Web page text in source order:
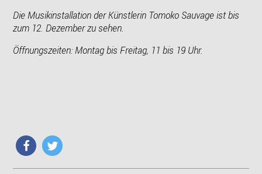
Die Musikinstallation der Künstlerin Tomoko Sauvage ist bis
zum 12. Dezember zu sehen.
Öffnungszeiten: Montag bis Freitag, 11 bis 19 Uhr.